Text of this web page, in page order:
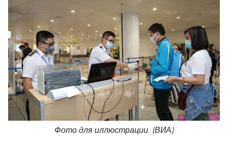
Фото для иллюстрации. (ВИА)